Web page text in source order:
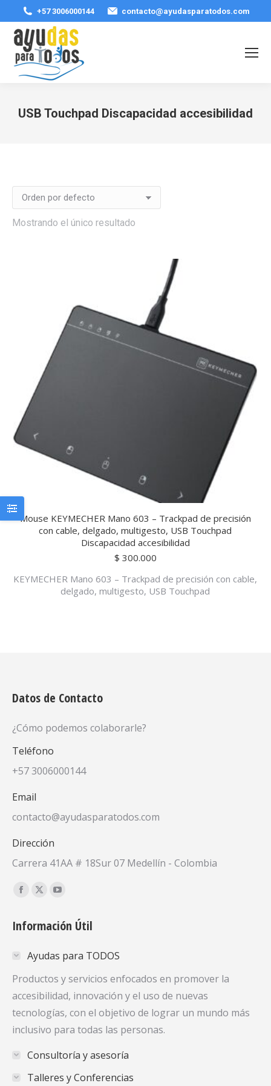
+57 3006000144 contacto@ayudasparatodos.com
USB Touchpad Discapacidad accesibilidad
Mostrando el único resultado
Mouse KEYMECHER Mano 603 – Trackpad de precisión
con cable, delgado, multigesto, USB Touchpad
Discapacidad accesibilidad
$ 300.000
KEYMECHER Mano 603 – Trackpad de precisión con cable,
delgado, multigesto, USB Touchpad
Datos de Contacto
¿Cómo podemos colaborarle?
Teléfono
+57 3006000144
Email
contacto@ayudasparatodos.com
Dirección
Carrera 41AA # 18Sur 07 Medellín - Colombia
Encuéntranos en:
Facebook
opens
new
window
X
opens
new
window
YouTube
opens
new
window
Información Útil
Ayudas para TODOS
Productos y servicios enfocados en promover la
accesibilidad, innovación y el uso de nuevas
tecnologías, con el objetivo de lograr un mundo más
inclusivo para todas las personas.
Consultoría y asesoría
Talleres y Conferencias